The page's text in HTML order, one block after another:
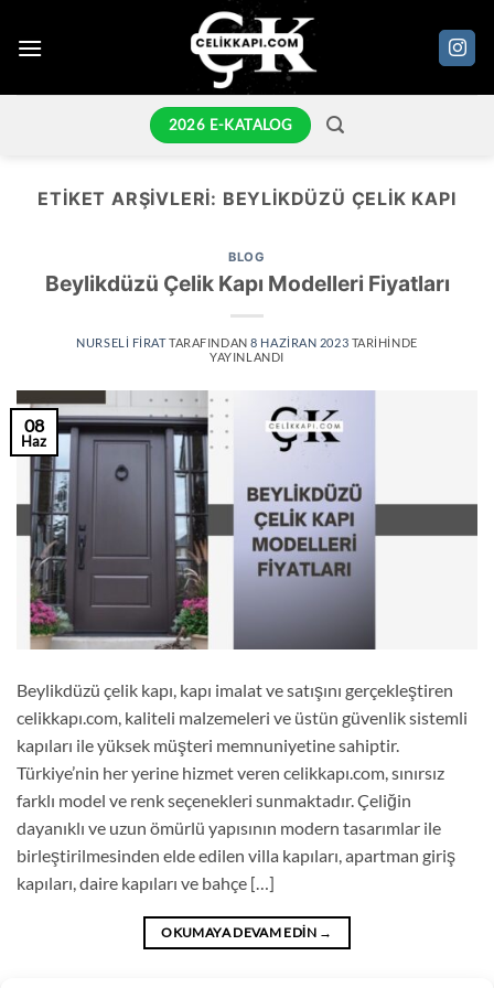
atla
2026 E-KATALOG
ETIKET ARŞIVLERI: BEYLIKDÜZÜ ÇELIK KAPI
BLOG
Beylikdüzü Çelik Kapı Modelleri Fiyatları
NURSELI FIRATTARAFINDAN 8 HAZIRAN 2023 TARIHINDE
YAYINLANDI
08
Haz
Beylikdüzü çelik kapı, kapı imalat ve satışını gerçekleştiren
celikkapı.com, kaliteli malzemeleri ve üstün güvenlik sistemli
kapıları ile yüksek müşteri memnuniyetine sahiptir.
Türkiye’nin her yerine hizmet veren celikkapı.com, sınırsız
farklı model ve renk seçenekleri sunmaktadır. Çeliğin
dayanıklı ve uzun ömürlü yapısının modern tasarımlar ile
birleştirilmesinden elde edilen villa kapıları, apartman giriş
kapıları, daire kapıları ve bahçe […]
OKUMAYA DEVAM EDIN →